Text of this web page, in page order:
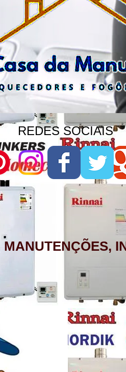
REDES SOCIAIS
MANUTENÇÕES,